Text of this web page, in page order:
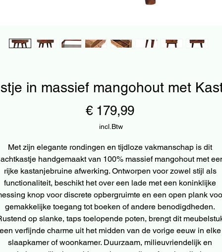
in massief mangohout met
€ 179,99Prijs
incl.Btw
Met zijn elegante rondingen en tijdloze vakmanschap is dit
handgemaakt van 100% massief mangohout met
rijke kastanjebruine afwerking. Ontworpen voor zowel stijl als
functionaliteit, beschikt het over een lade met een koninklijke
knop voor discrete opbergruimte en een open plank
gemakkelijke toegang tot boeken of andere benodigdheden.
op slanke, taps toelopende poten, brengt dit
verfijnde charme uit het midden van de vorige eeuw in elke
slaapkamer of woonkamer. Duurzaam, milieuvriendelijk en